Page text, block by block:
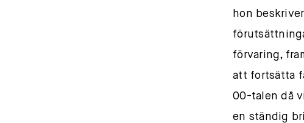
hon
förvaring,
att fortsätta
00-talen då
en ständig